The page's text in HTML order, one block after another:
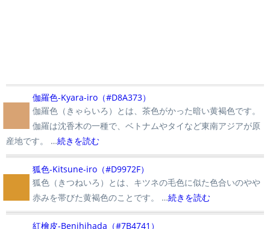
■伽羅色-Kyara-iro（#D8A373）
伽羅色（きゃらいろ）とは、茶色がかった暗い黄褐色です。
伽羅は沈香木の一種で、ベトナムやタイなど東南アジアが原
産地です。 …続きを読む
■狐色-Kitsune-iro（#D9972F）
狐色（きつねいろ）とは、キツネの毛色に似た色合いのやや
赤みを帯びた黄褐色のことです。 …続きを読む
紅檜皮-Benihihada（#7B4741）